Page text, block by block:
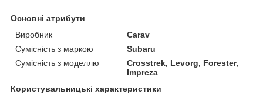
Основні атрибути
Виробник
Carav
Сумісність з маркою
Subaru
Сумісність з моделлю
Crosstrek, Levorg, Forester,
Impreza
Користувальницькі характеристики